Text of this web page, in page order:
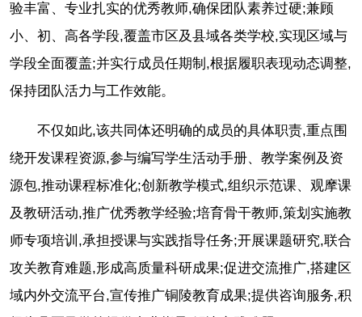
验丰富、专业扎实的优秀教师,确保团队素养过硬;兼顾
小、初、高各学段,覆盖市区及县域各类学校,实现区域与
学段全面覆盖;并实行成员任期制,根据履职表现动态调整,
保持团队活力与工作效能。
不仅如此,该共同体还明确的成员的具体职责,重点围
绕开发课程资源,参与编写学生活动手册、教学案例及资
源包,推动课程标准化;创新教学模式,组织示范课、观摩课
及教研活动,推广优秀教学经验;培育骨干教师,策划实施教
师专项培训,承担授课与实践指导任务;开展课题研究,联合
攻关教育难题,形成高质量科研成果;促进交流推广,搭建区
域内外交流平台,宣传推广铜陵教育成果;提供咨询服务,积